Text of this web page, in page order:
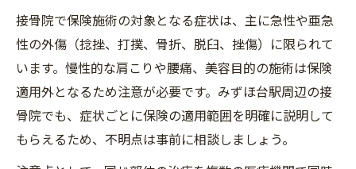
接骨院で保険施術の対象となる症状は、主に急性や亜急
性の外傷（捻挫、打撲、骨折、脱臼、挫傷）に限られて
います。慢性的な肩こりや腰痛、美容目的の施術は保険
適用外となるため注意が必要です。みずほ台駅周辺の接
骨院でも、症状ごとに保険の適用範囲を明確に説明して
もらえるため、不明点は事前に相談しましょう。